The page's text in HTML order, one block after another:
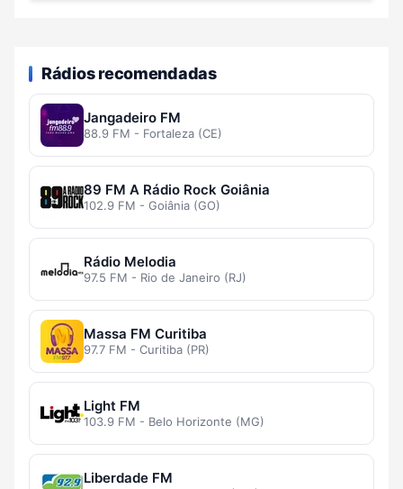
Rádios recomendadas
Jangadeiro FM
88.9 FM - Fortaleza (CE)
89 FM A Rádio Rock Goiânia
102.9 FM - Goiânia (GO)
Rádio Melodia
97.5 FM - Rio de Janeiro (RJ)
Massa FM Curitiba
97.7 FM - Curitiba (PR)
Light FM
103.9 FM - Belo Horizonte (MG)
Liberdade FM